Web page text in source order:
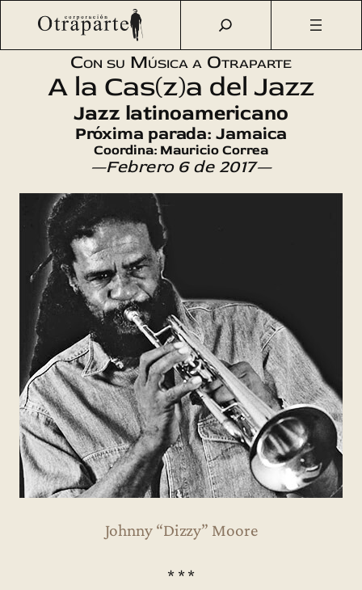
Saltar
Otraparte.org/ Agenda Cultural Música
A la Cas(z)a del
Con su Música a Otraparte
A la Cas(z)a del Jazz
Jazz latinoamericano
Próxima parada: Jamaica
Coordina: Mauricio Correa
—Febrero 6 de 2017—
Johnny “Dizzy” Moore
* * *